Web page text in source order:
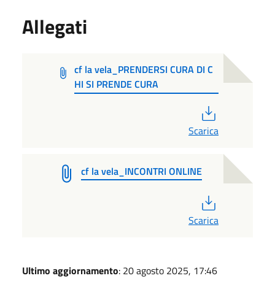
Allegati
cf la vela_PRENDERSI CURA DI C
HI SI PRENDE CURA
Scarica
cf la vela_INCONTRI ONLINE
Scarica
Ultimo aggiornamento: 20 agosto 2025, 17:46